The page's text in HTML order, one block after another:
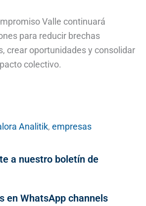
Valle continuará
para reducir brechas
crear oportunidades y consolidar
colectivo.
Analitik, empresas
a nuestro boletín de
en WhatsApp channels